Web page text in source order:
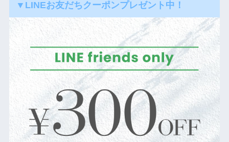
▼LINEお友だちクーポンプレゼント中！